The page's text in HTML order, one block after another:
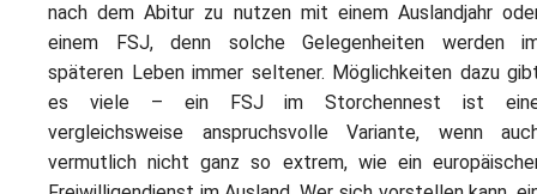
nach dem Abitur zu nutzen mit einem Auslandjahr
einem FSJ, denn solche Gelegenheiten werden
späteren Leben immer seltener. Möglichkeiten dazu
es viele – ein FSJ im Storchennest ist
vergleichsweise anspruchsvolle Variante, wenn
vermutlich nicht ganz so extrem, wie ein